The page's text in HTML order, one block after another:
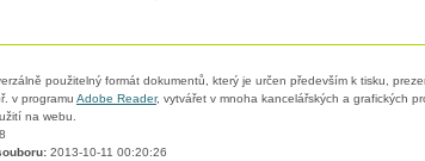
použitelný formát dokumentů, který je určen především k tisku,
v programu Adobe Reader, vytvářet v mnoha kancelářských a grafických
na webu.
2013-10-11 00:20:26